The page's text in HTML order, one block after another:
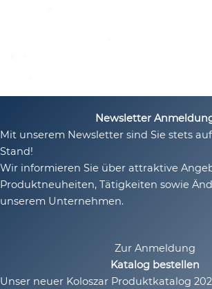
Newsletter
Mit unserem Newsletter sind Sie stets
Stand!
Wir informieren Sie über attraktive
Produktneuheiten, Tätigkeiten sowie
unserem Unternehmen.
Zur Anmeldung
Katalog bestellen
Unser neuer Koloszar Produktkatalog